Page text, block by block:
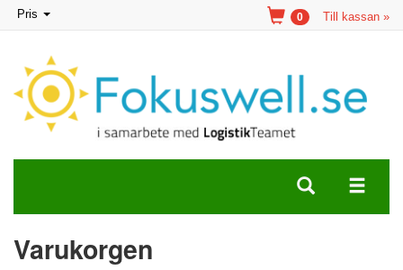
Toggle
navigation
Pris Till kassan »
0
Varukorgen